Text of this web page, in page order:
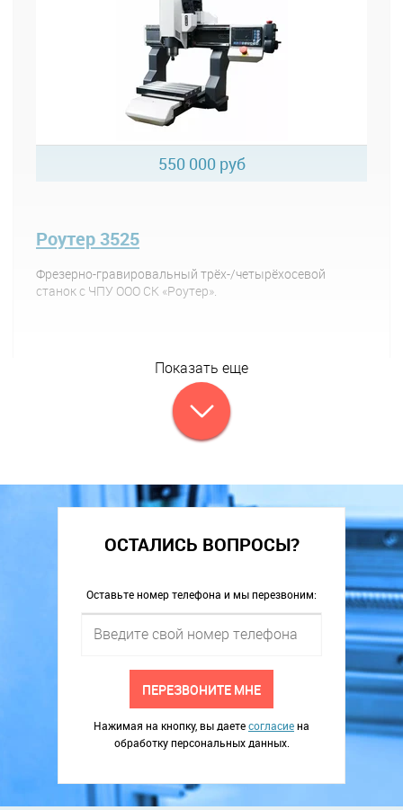
550 000 руб
Роутер 3525
Фрезерно-гравировальный трёх-/четырёхосевой
станок с ЧПУ ООО СК «Роутер».
Показать еще
ОСТАЛИСЬ ВОПРОСЫ?
Оставьте номер телефона и мы перезвоним:
ПЕРЕЗВОНИТЕ МНЕ
Нажимая на кнопку, вы даетесогласиена
обработку персональных данных.